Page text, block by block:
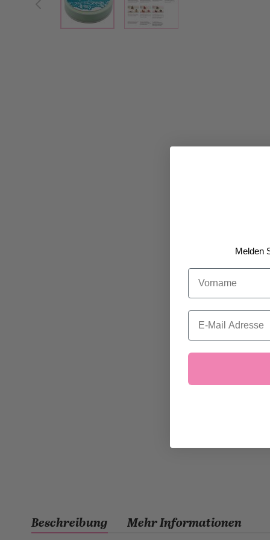
Beschreibung Mehr Informationen
Melden
Vorname
Email